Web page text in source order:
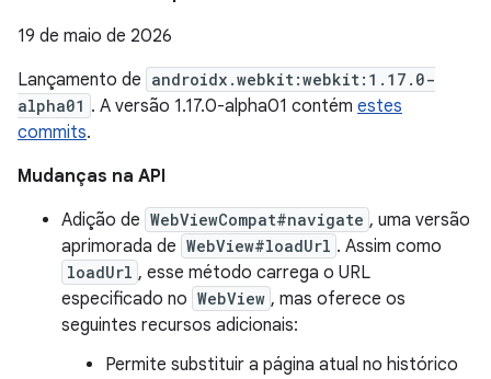
19 de maio de 2026
Lançamento de androidx.webkit:webkit:1.17.0-
alpha01 . A versão 1.17.0-alpha01 contém estes
commits.
Mudanças na API
Adição de WebViewCompat#navigate , uma versão
aprimorada de WebView#loadUrl . Assim como
loadUrl , esse método carrega o URL
especificado no WebView , mas oferece os
seguintes recursos adicionais:
Permite substituir a página atual no histórico